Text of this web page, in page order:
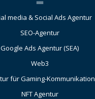
media & Social Ads Agentur
SEO-Agentur
Google Ads Agentur (SEA)
Web3
für Gaming-Kommunikation
NFT Agentur